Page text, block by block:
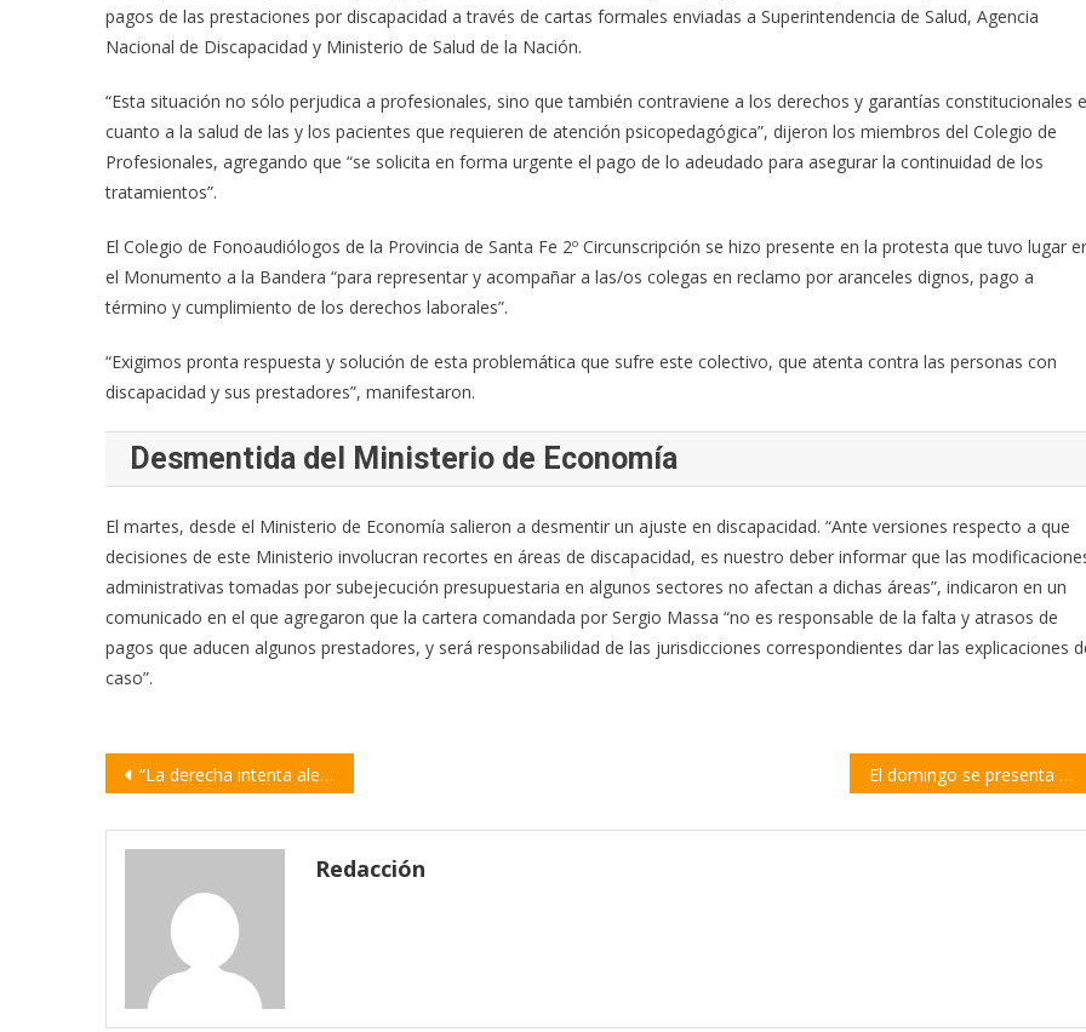
pagos de las prestaciones por discapacidad a través de cartas formales enviadas a Superintendencia de Salud, Agencia
Nacional de Discapacidad y Ministerio de Salud de la Nación.
“Esta situación no sólo perjudica a profesionales, sino que también contraviene a los derechos y garantías constitucionales
cuanto a la salud de las y los pacientes que requieren de atención psicopedagógica”, dijeron los miembros del Colegio de
Profesionales, agregando que “se solicita en forma urgente el pago de lo adeudado para asegurar la continuidad de los
tratamientos”.
El Colegio de Fonoaudiólogos de la Provincia de Santa Fe 2º Circunscripción se hizo presente en la protesta que tuvo lugar
el Monumento a la Bandera “para representar y acompañar a las/os colegas en reclamo por aranceles dignos, pago a
término y cumplimiento de los derechos laborales”.
“Exigimos pronta respuesta y solución de esta problemática que sufre este colectivo, que atenta contra las personas con
discapacidad y sus prestadores”, manifestaron.
Desmentida del Ministerio de Economía
El martes, desde el Ministerio de Economía salieron a desmentir un ajuste en discapacidad. “Ante versiones respecto a que
decisiones de este Ministerio involucran recortes en áreas de discapacidad, es nuestro deber informar que las
administrativas tomadas por subejecución presupuestaria en algunos sectores no afectan a dichas áreas”, indicaron en un
comunicado en el que agregaron que la cartera comandada por Sergio Massa “no es responsable de la falta y atrasos de
pagos que aducen algunos prestadores, y será responsabilidad de las jurisdicciones correspondientes dar las explicaciones
caso”.
Navegación
entradas
“La derecha intenta aleccionar al movimiento peronista y someter al pueblo al hambre y la miseria” El domingo se presenta «Divino divorcio», con Rodolfo Ranni y Jessica Schultz
Redacción